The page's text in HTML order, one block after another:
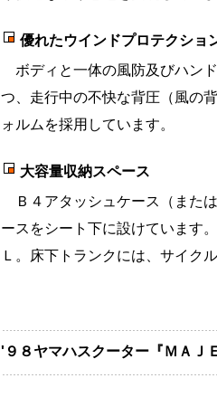
優れたウインドプロテクショ
ボディと一体の風防及びハン
つ、走行中の不快な背圧（風の
ォルムを採用しています。
大容量収納スペース
Ｂ４アタッシュケース（また
ースをシート下に設けています
Ｌ。床下トランクには、サイク
'９８ヤマハスクーター『ＭＡＪ